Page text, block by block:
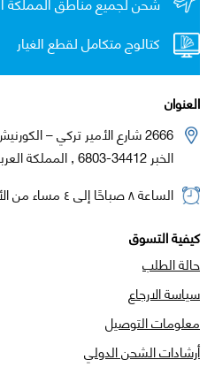
كتالوج متكامل لقطع الغيار
العنوان
2666 شارع الأمير تركي – الكورنيش , وحدة رقم 102
الخبر 34412-6803 , المملكة العربية السعودية
الساعة ٨ صباحًا إلى ٤ مساء من الأحد إلى الخميس
كيفية التسوق
حالة الطلب
سياسة الارجاع
معلومات التوصيل
أرشادات الشحن الدولي